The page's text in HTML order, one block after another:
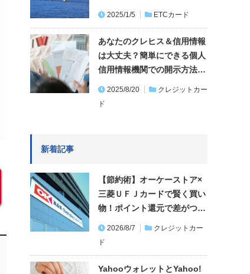
2025/1/5 ETCカード
あなたのクレヒス＆信用情報
は大丈夫？簡単にできる個人
信用情報機関での開示方法…
2025/8/20
クレジットカー
ド
新着記事
【節約術】オーケーストア×
三菱ＵＦＪカードで賢く買い
物！ポイント還元で差がつ…
2026/8/7
クレジットカー
ド
YahooウォレットとYahoo!